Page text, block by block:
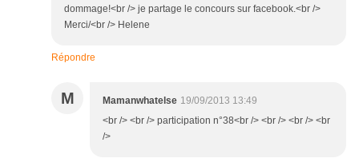
dommage!<br /> je partage le concours sur facebook.<br />
Merci/<br /> Helene
Répondre
M Mamanwhatelse 19/09/2013 13:49
<br /> <br /> participation n°38<br /> <br /> <br /> <br
/>